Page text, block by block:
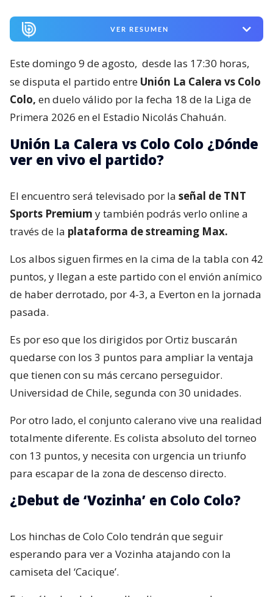
VER RESUMEN
Este domingo 9 de agosto, desde las 17:30 horas,
se disputa el partido entre Unión La Calera vs Colo
Colo, en duelo válido por la fecha 18 de la Liga de
Primera 2026 en el Estadio Nicolás Chahuán.
Unión La Calera vs Colo Colo ¿Dónde
ver en vivo el partido?
El encuentro será televisado por la señal de TNT
Sports Premium y también podrás verlo online a
través de la plataforma de streaming Max.
Los albos siguen firmes en la cima de la tabla con 42
puntos, y llegan a este partido con el envión anímico
de haber derrotado, por 4-3, a Everton en la jornada
pasada.
Es por eso que los dirigidos por Ortiz buscarán
quedarse con los 3 puntos para ampliar la ventaja
que tienen con su más cercano perseguidor.
Universidad de Chile, segunda con 30 unidades.
Por otro lado, el conjunto calerano vive una realidad
totalmente diferente. Es colista absoluto del torneo
con 13 puntos, y necesita con urgencia un triunfo
para escapar de la zona de descenso directo.
¿Debut de ‘Vozinha’ en Colo Colo?
Los hinchas de Colo Colo tendrán que seguir
esperando para ver a Vozinha atajando con la
camiseta del ‘Cacique’.